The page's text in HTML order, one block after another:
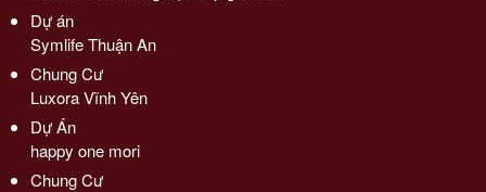
Dự án
Symlife Thuận An
Chung Cư
Luxora Vĩnh Yên
Dự Án
happy one mori
Chung Cư